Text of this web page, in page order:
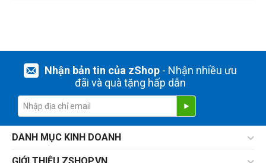
Nhận bản tin của zShop- Nhận nhiều ưu
đãi và quà tặng hấp dẫn
DANH MỤC KINH DOANH